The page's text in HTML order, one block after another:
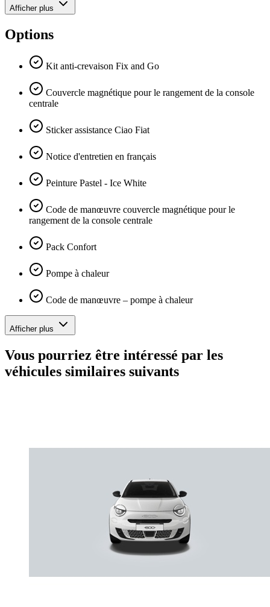
Afficher plus
Options
Kit anti-crevaison Fix and Go
Couvercle magnétique pour le rangement de la console
centrale
Sticker assistance Ciao Fiat
Notice d'entretien en français
Peinture Pastel - Ice White
Code de manœuvre couvercle magnétique pour le
rangement de la console centrale
Pack Confort
Pompe à chaleur
Code de manœuvre – pompe à chaleur
Afficher plus
Vous pourriez être intéressé par les
véhicules similaires suivants